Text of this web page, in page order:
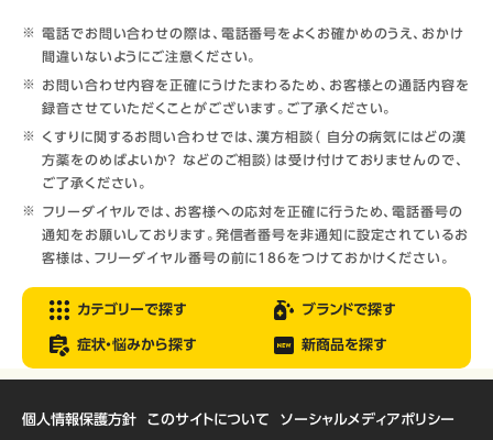
電話でお問い合わせの際は、電話番号をよくお確かめのうえ、おかけ
間違いないようにご注意ください。
お問い合わせ内容を正確にうけたまわるため、お客様との通話内容を
録音させていただくことがございます。ご了承ください。
くすりに関するお問い合わせでは、漢方相談（ 自分の病気にはどの漢
方薬をのめばよいか？ などのご相談）は受け付けておりませんので、
ご了承ください。
フリーダイヤルでは、お客様への応対を正確に行うため、電話番号の
通知をお願いしております。発信者番号を非通知に設定されているお
客様は、フリーダイヤル番号の前に186をつけておかけください。
カテゴリーで探す ブランドで探す
症状・悩みから探す 新商品を探す
個人情報保護方針 このサイトについて ソーシャルメディアポリシー